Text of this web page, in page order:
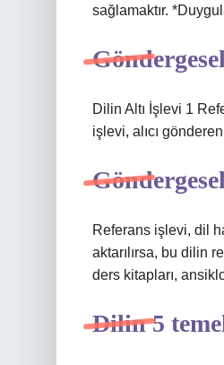
sağlamaktır.
Dilin Altı İşlevi 1
işlevi, alıcı
Referans işlevi, dil
aktarılırsa, bu dilin
ders kitapları,
Dilin 5